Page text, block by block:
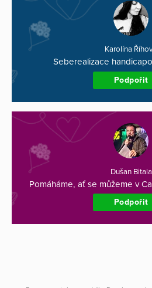
Karolína
Seberealizace
Podpořit
Dušan Bitala
Pomáháme, ať se můžeme v
Podpořit